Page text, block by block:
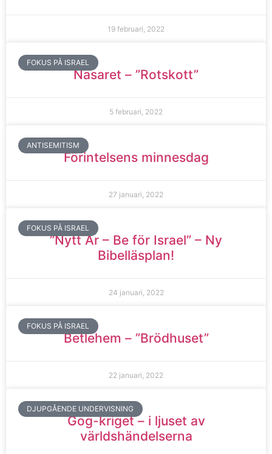
19 februari, 2022
FOKUS PÅ ISRAEL
Nasaret – ”Rotskott”
5 februari, 2022
ANTISEMITISM
Förintelsens minnesdag
27 januari, 2022
FOKUS PÅ ISRAEL
”Nytt År – Be för Israel” – Ny
Bibelläsplan!
24 januari, 2022
FOKUS PÅ ISRAEL
Betlehem – ”Brödhuset”
22 januari, 2022
DJUPGÅENDE UNDERVISNING
Gog-kriget – i ljuset av
världshändelserna